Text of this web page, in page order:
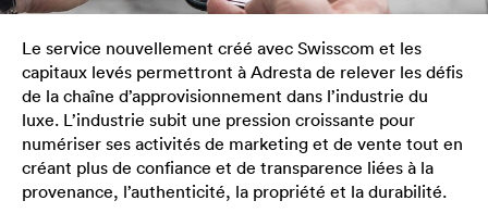
Le service nouvellement créé avec Swisscom et les
capitaux levés permettront à Adresta de relever les défis
de la chaîne d’approvisionnement dans l’industrie du
luxe. L’industrie subit une pression croissante pour
numériser ses activités de marketing et de vente tout en
créant plus de confiance et de transparence liées à la
provenance, l’authenticité, la propriété et la durabilité.